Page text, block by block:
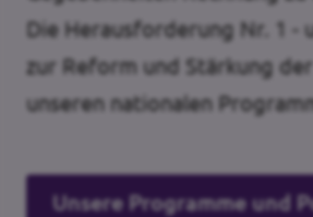
Die Herausforderung Nr. 1 -
zur Reform und Stärkung
unseren nationalen
Unsere Programme und